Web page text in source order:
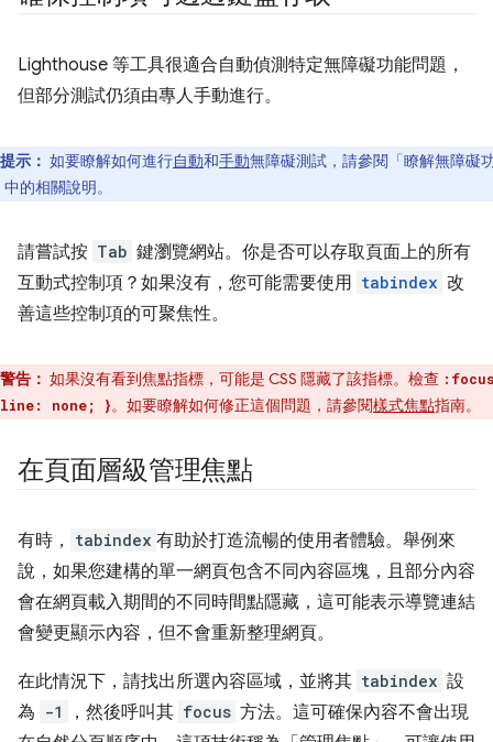
Lighthouse 等工具很適合自動偵測特定無障礙功能問題，
但部分測試仍須由專人手動進行。
提示： 如要瞭解如何進行自動和手動無障礙測試，請參閱「瞭解無障礙
的相關說明。
請嘗試按 Tab 鍵瀏覽網站。你是否可以存取頁面上的所有
互動式控制項？如果沒有，您可能需要使用 tabindex 改
善這些控制項的可聚焦性。
警告： 如果沒有看到焦點指標，可能是 CSS 隱藏了該指標。檢查
none; }。如要瞭解如何修正這個問題，請參閱樣式焦點指南。
在頁面層級管理焦點
有時， tabindex 有助於打造流暢的使用者體驗。舉例來
說，如果您建構的單一網頁包含不同內容區塊，且部分內容
會在網頁載入期間的不同時間點隱藏，這可能表示導覽連結
會變更顯示內容，但不會重新整理網頁。
在此情況下，請找出所選內容區域，並將其 tabindex 設
為 -1 ，然後呼叫其 focus 方法。這可確保內容不會出現